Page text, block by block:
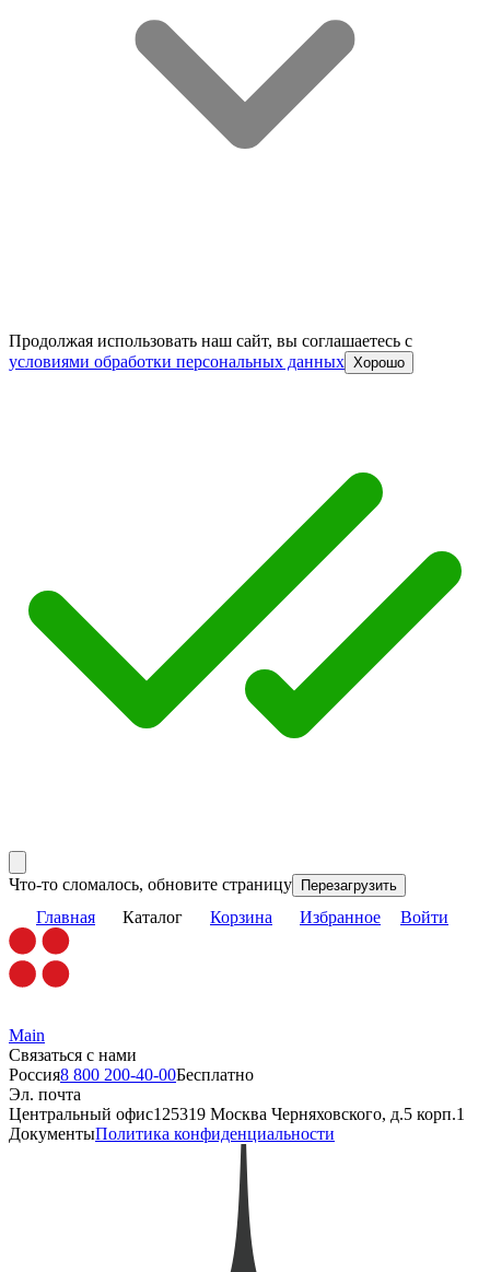
Продолжая использовать наш сайт, вы соглашаетесь c
условиями обработки персональных данных Хорошо
Что-то сломалось, обновите страницу Перезагрузить
Главная Каталог Корзина Избранное Войти
Main
Связаться с нами
Россия8 800 200-40-00Бесплатно
Эл. почта
Центральный офис125319 Москва Черняховского, д.5 корп.1
ДокументыПолитика конфиденциальности